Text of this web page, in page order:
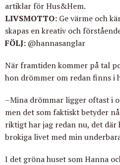
artiklar för Hus&Hem.
LIVSMOTTO: Ge värme och
skapas en kreativ och
FÖLJ: @hannasanglar
När framtiden kommer på tal
hon drömmer om redan finns i
–Mina drömmar ligger oftast i
men det som faktiskt betyder
riktigt har jag redan nu, det
brokiga livet med min
I det gröna huset som Hanna